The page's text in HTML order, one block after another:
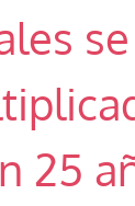
se
25